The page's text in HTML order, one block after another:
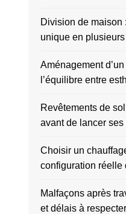
Division de maison
unique en
Aménagement
l’équilibre entre
Revêtements de
avant de lancer
Choisir un
configuration réelle
Malfaçons après
et délais à respecter